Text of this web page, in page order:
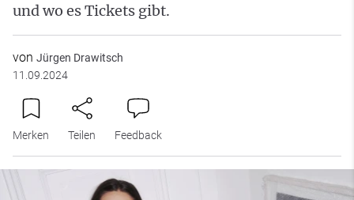
und wo es Tickets gibt.
von Jürgen Drawitsch
11.09.2024
Merken Teilen Feedback